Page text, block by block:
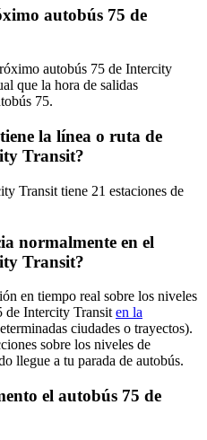
autobús 75 de
autobús 75 de Intercity
que la hora de salidas
75.
la línea o ruta de
Transit?
Transit tiene 21 estaciones de
normalmente en el
Transit?
en tiempo real sobre los niveles
de Intercity Transit en la
ciudades o trayectos).
sobre los niveles de
llegue a tu parada de autobús.
el autobús 75 de